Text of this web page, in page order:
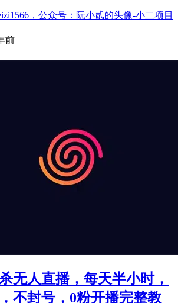
前
无人直播，每天半小时，
不封号，0粉开播完整教